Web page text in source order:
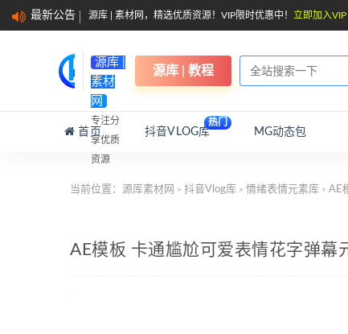
最新公告 源库 | 素材网，精选优质资源！VIP限时优惠中！ 立即加入VIP
源库 |
素材
网
专注分
享优质
资源
源库 | 教程
首页 抖音VLOG库
热门
MG动态包
当前位置： 源库素材网 > 抖音Vlog库 > 情绪表情元素库 > AE
AE模板 卡通尴尬可爱表情花字弹幕